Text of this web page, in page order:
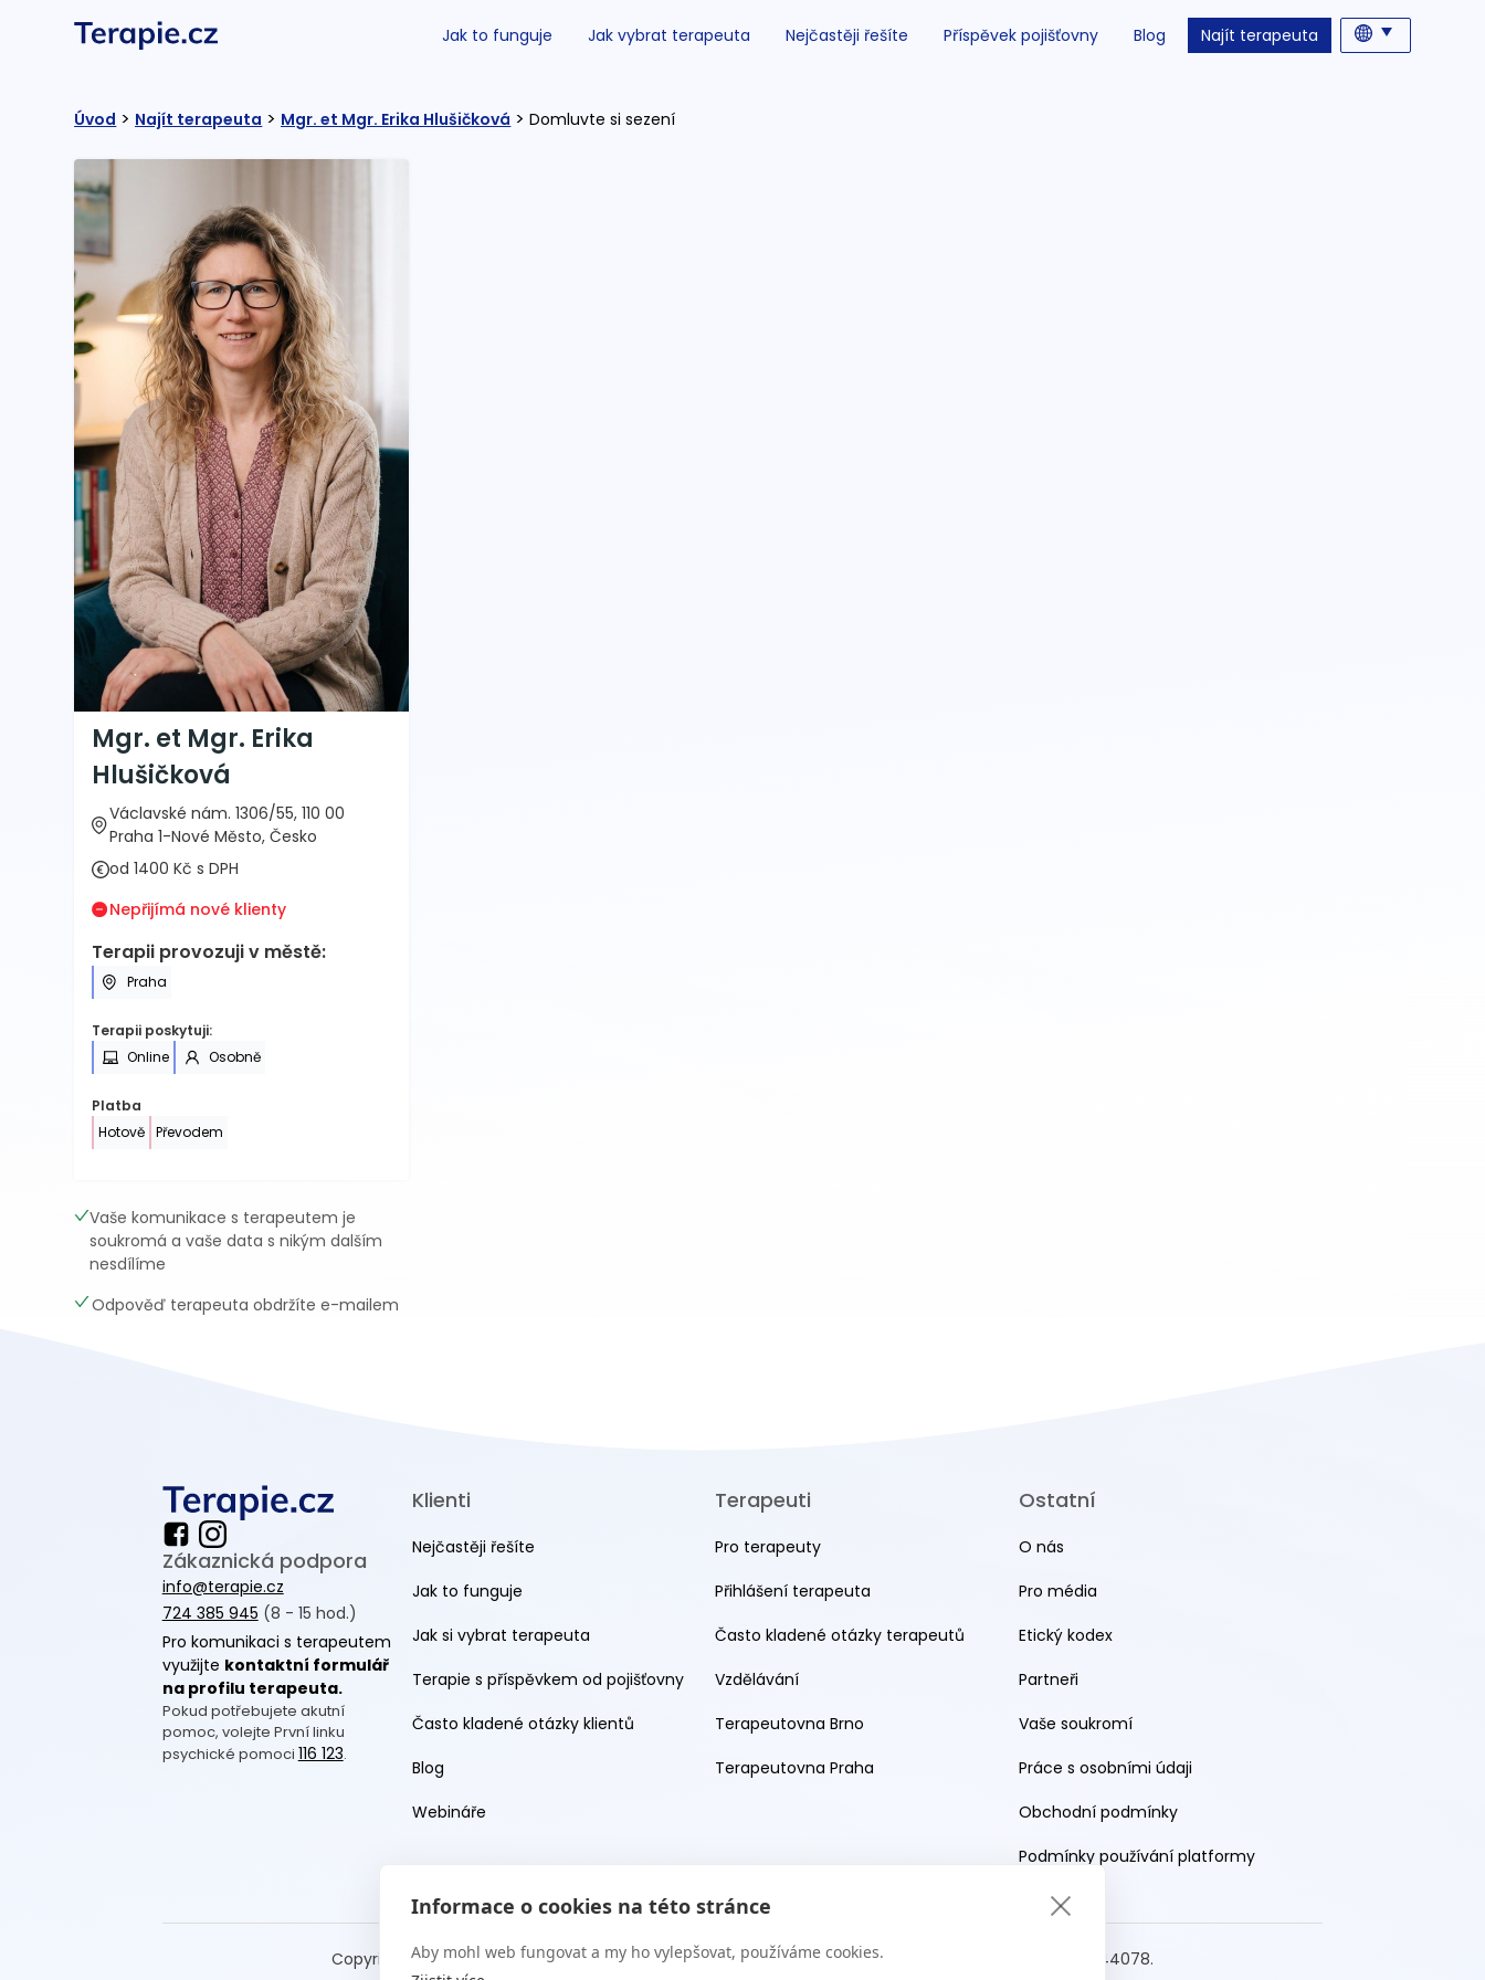
Informace o cookies na této stránce
Aby mohl web fungovat a my ho vylepšovat, používáme cookies.
Jak to funguje Jak vybrat terapeuta Nejčastěji řešíte Příspěvek pojišťovny Blog Najít terapeuta
Úvod > Najít terapeuta > Mgr. et Mgr. Erika Hlušičková > Domluvte si sezení
Mgr. et Mgr. Erika
Hlušičková
Václavské nám. 1306/55, 110 00
Praha 1-Nové Město, Česko
od 1400 Kč s DPH
Nepřijímá nové klienty
Terapii provozuji v městě:
Praha
Terapii poskytuji:
Online
Osobně
Platba
Hotově
Převodem
Vaše komunikace s terapeutem je
soukromá a vaše data s nikým dalším
nesdílíme
Odpověď terapeuta obdržíte e-mailem
Zákaznická podpora
info@terapie.cz
724 385 945 (8 - 15 hod.)
Pro komunikaci s terapeutem
využijte kontaktní formulář
na profilu terapeuta.
Pokud potřebujete akutní
pomoc, volejte První linku
psychické pomoci 116 123.
Klienti
Nejčastěji řešíte
Jak to funguje
Jak si vybrat terapeuta
Terapie s příspěvkem od pojišťovny
Často kladené otázky klientů
Blog
Webináře
Terapeuti
Pro terapeuty
Přihlášení terapeuta
Často kladené otázky terapeutů
Vzdělávání
Terapeutovna Brno
Terapeutovna Praha
Ostatní
O nás
Pro média
Etický kodex
Partneři
Vaše soukromí
Práce s osobními údaji
Obchodní podmínky
Podmínky používání platformy
Copyright Terapie CZ s.r.o. 2026. Všechna práva vyhrazena. Web provozuje Terapie CZ s.r.o. IČO: 19644078.